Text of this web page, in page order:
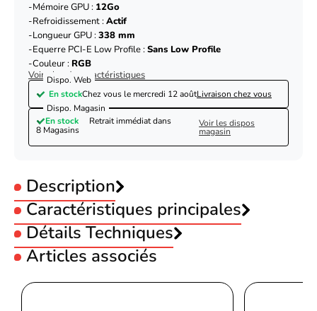
Mémoire GPU : 12Go
Refroidissement :Actif
Longueur GPU :338 mm
Equerre PCI-E Low Profile :Sans Low Profile
Couleur : RGB
Voir plus de caractéristiques
Dispo. Web
En stockChez vous le mercredi 12 aoûtLivraison chez vous
Dispo. Magasin
En stock
Retrait immédiat dans
8 Magasins
Voir les dispos
magasin
Description
MSI GeForce RTX 5070 12G GAMING TRIO OC
Caractéristiques principales
Utilisation :Gamer
Constructeur GPU :NVIDIA
GPU :NVIDIA GF RTX 5070
Sorties vidéo GPU :DisplayPort
Mémoire GPU :
Détails Techniques
Informations générales
Désignation
Articles associés